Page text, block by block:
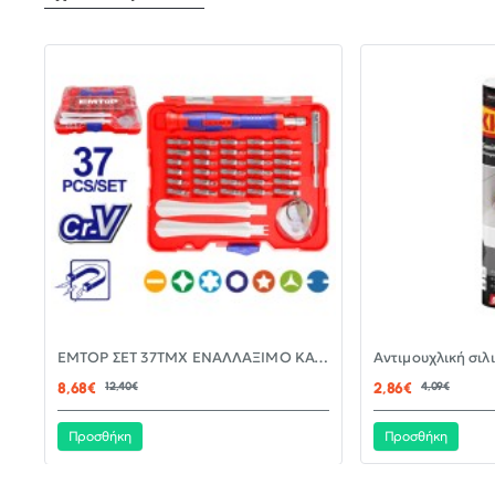
-30%EMTOP ΣΕΤ 37ΤΜΧ ΕΝΑΛΛΑΞΙΜΟ ΚΑΤΣΑΒΙΔΙ ΜΕ ΜΥΤΕΣ EBST03702
8,68€
12,40€
Προσθήκη
2,86€ 4,09€
Προσθήκη